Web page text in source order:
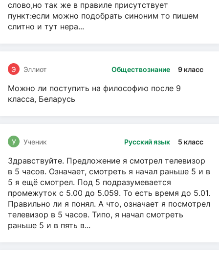
слово,но так же в правиле присутствует
пункт:если можно подобрать синоним то пишем
слитно и тут нера...
Обществознание 9 класс
Э Эллиот
Можно ли поступить на философию после 9
класса, Беларусь
Русский язык 5 класс
У Ученик
Здравствуйте. Предложение я смотрел телевизор
в 5 часов. Означает, смотреть я начал раньше 5 и в
5 я ещё смотрел. Под 5 подразумевается
промежуток с 5.00 до 5.059. То есть время до 5.01.
Правильно ли я понял. А что, означает я посмотрел
телевизор в 5 часов. Типо, я начал смотреть
раньше 5 и в пять в...